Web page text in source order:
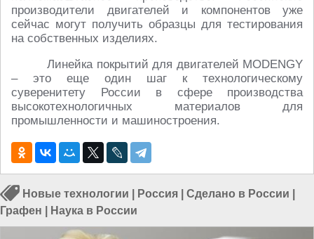
производители двигателей и компонентов уже
сейчас могут получить образцы для тестирования
на собственных изделиях.
Линейка покрытий для двигателей MODENGY
– это еще один шаг к технологическому
суверенитету России в сфере производства
высокотехнологичных материалов для
промышленности и машиностроения.
Новые технологии Россия Сделано в России
Графен
Наука в России